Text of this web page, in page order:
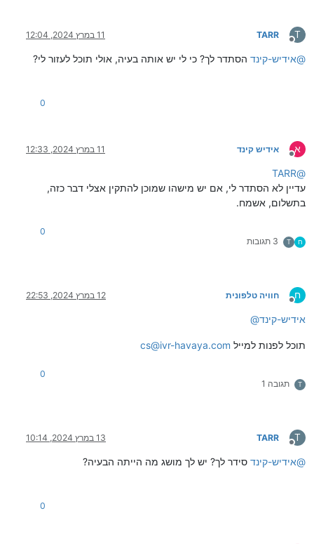
T
מנותק
TARR 11 במרץ 2024, 12:04
@אידיש-קינד הסתדר לך? כי לי יש אותה בעיה, אולי תוכל לעזור לי?
0
א
מנותק
אידיש קינד 11 במרץ 2024, 12:33
@
TARR
עדיין לא הסתדר לי, אם יש מישהו שמוכן להתקין אצלי דבר כזה,
בתשלום, אשמח.
ח T 3 תגובות
0
ח
מנותק
חוויה טלפונית 12 במרץ 2024, 22:53
@אידיש-קינד
תוכל לפנות למייל cs@ivr-havaya.com
T תגובה 1
0
T
מנותק
TARR 13 במרץ 2024, 10:14
@אידיש-קינד סידר לך? יש לך מושג מה הייתה הבעיה?
0